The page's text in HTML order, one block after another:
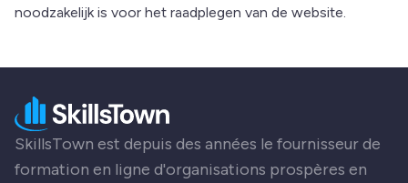
noodzakelijk is voor het raadplegen van de website.
SkillsTown est depuis des années le fournisseur de
formation en ligne d'organisations prospères en